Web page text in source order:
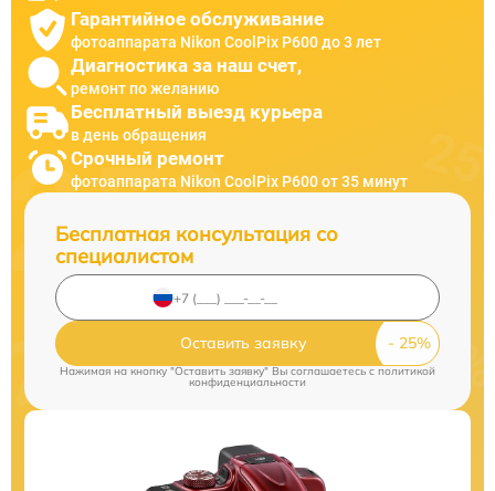
Гарантийное обслуживание
фотоаппарата Nikon CoolPix P600 до 3 лет
Диагностика за наш счет,
ремонт по желанию
Бесплатный выезд курьера
в день обращения
Срочный ремонт
фотоаппарата Nikon CoolPix P600 от 35 минут
Бесплатная консультация со
специалистом
Оставить заявку
Нажимая на кнопку "Оставить заявку" Вы соглашаетесь cполитикой
конфиденциальности